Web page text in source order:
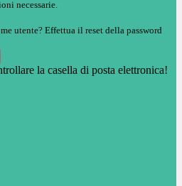
necessarie.
utente? Effettua il reset della password
la casella di posta elettronica!